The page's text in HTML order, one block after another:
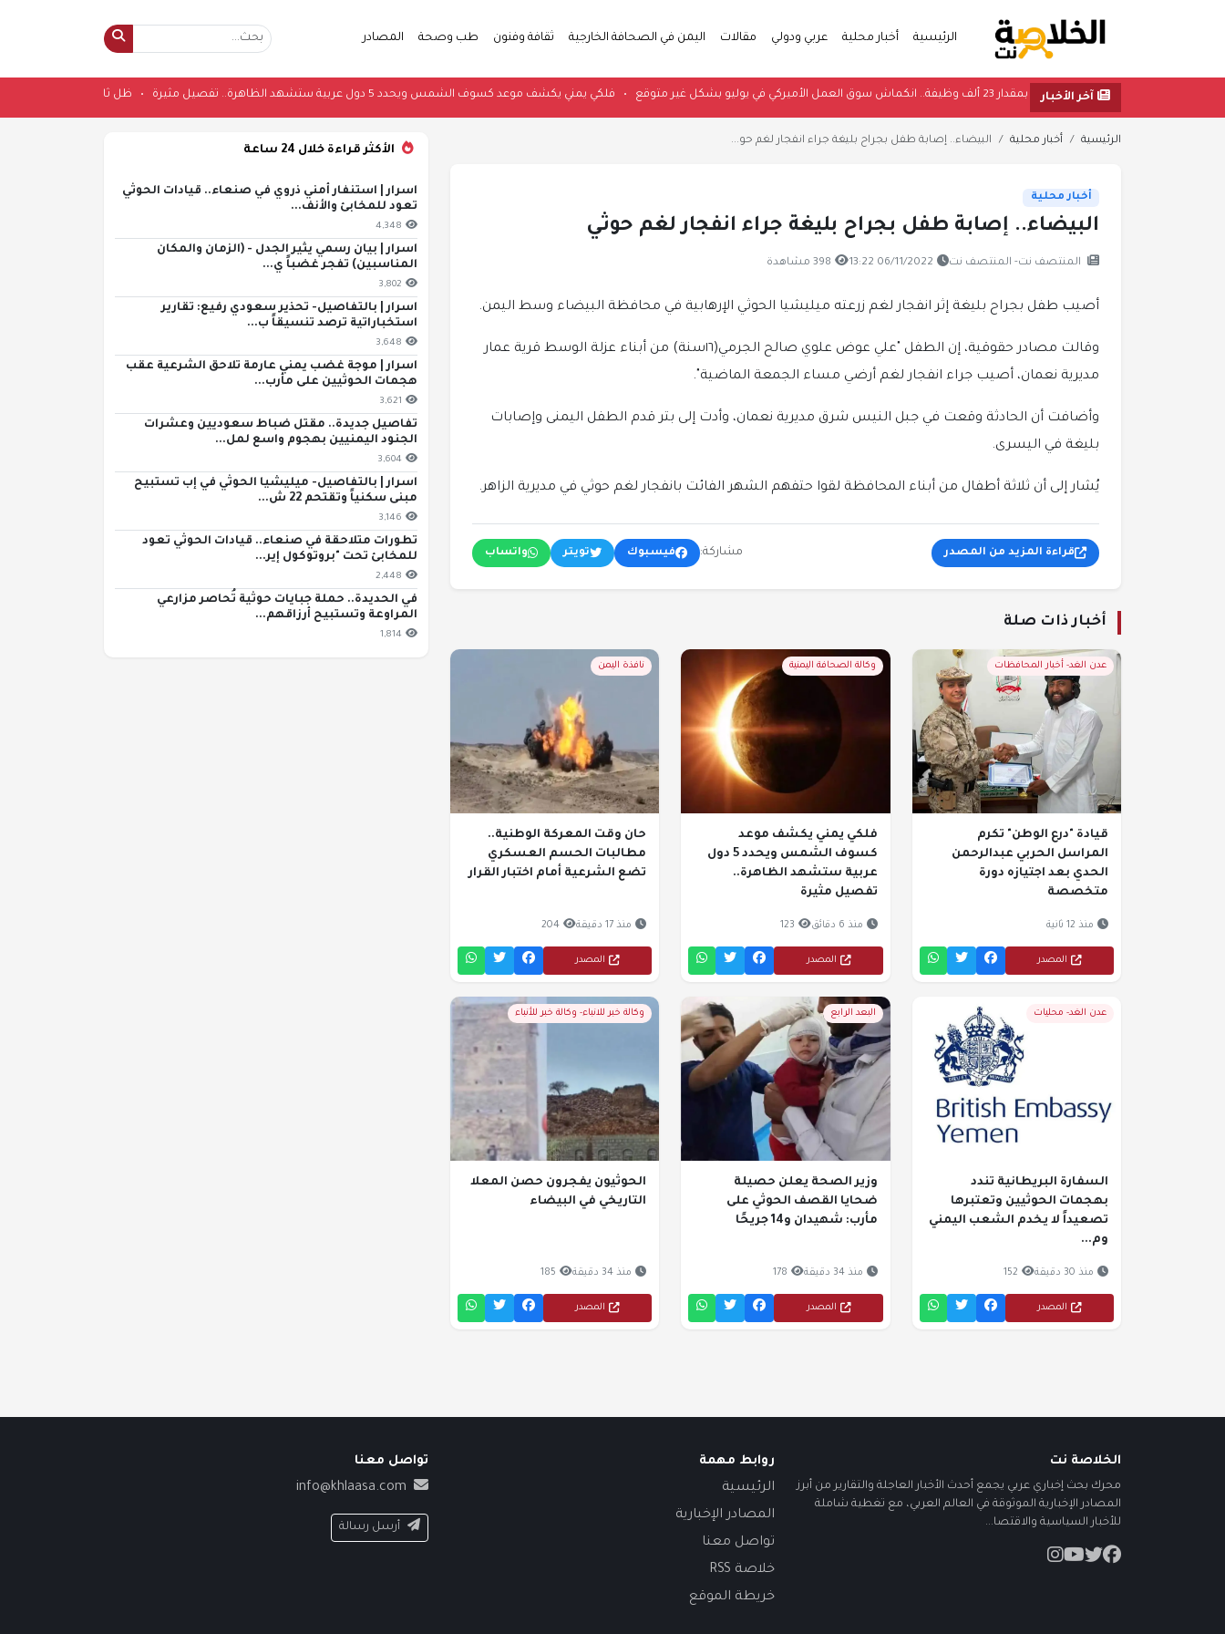
الرئيسية أخبار محلية عربي ودولي مقالات اليمن في الصحافة الخارجية ثقافة وفنون طب وصحة المصادر
آخر الأخبار بمقدار 23 ألف وظيفة.. انكماش سوق العمل الأميركي في يوليو بشكل غير متوقع •فلكي يمني يكشف موعد كسوف الشمس ويحدد 5 دول عربية ستشهد الظاهرة.. تفصيل مثيرة •
الرئيسية أخبار محلية البيضاء.. إصابة طفل بجراح بليغة جراء انفجار لغم حو...
أخبار محلية
البيضاء.. إصابة طفل بجراح بليغة جراء انفجار لغم حوثي
المنتصف نت- المنتصف نت 06/11/2022 13:22 398 مشاهدة
أصيب طفل بجراح بليغة إثر انفجار لغم زرعته ميليشيا الحوثي الإرهابية في محافظة البيضاء وسط اليمن.
وقالت مصادر حقوقية، إن الطفل "علي عوض علوي صالح الجرمي(١٦سنة) من أبناء عزلة الوسط قرية عمار
مديرية نعمان، أصيب جراء انفجار لغم أرضي مساء الجمعة الماضية".
وأضافت أن الحادثة وقعت في جبل النيس شرق مديرية نعمان، وأدت إلى بتر قدم الطفل اليمنى وإصابات
بليغة في اليسرى.
يُشار إلى أن ثلاثة أطفال من أبناء المحافظة لقوا حتفهم الشهر الفائت بانفجار لغم حوثي في مديرية الزاهر.
قراءة المزيد من المصدر مشاركة: فيسبوك تويتر واتساب
أخبار ذات صلة
عدن الغد- أخبار المحافظات
قيادة "درع الوطن" تكرم
المراسل الحربي عبدالرحمن
الحدي بعد اجتيازه دورة
متخصصة
منذ 12 ثانية
المصدر
وكالة الصحافة اليمنية
فلكي يمني يكشف موعد
كسوف الشمس ويحدد 5 دول
عربية ستشهد الظاهرة..
تفصيل مثيرة
منذ 6 دقائق 123
المصدر
نافذة اليمن
حان وقت المعركة الوطنية..
مطالبات الحسم العسكري
تضع الشرعية أمام اختبار القرار
منذ 17 دقيقة 204
المصدر
عدن الغد- محليات
السفارة البريطانية تندد
بهجمات الحوثيين وتعتبرها
تصعيداً لا يخدم الشعب اليمني
وم...
منذ 30 دقيقة 152
المصدر
البعد الرابع
وزير الصحة يعلن حصيلة
ضحايا القصف الحوثي على
مأرب: شهيدان و14 جريحًا
منذ 34 دقيقة 178
المصدر
وكالة خبر للانباء- وكالة خبر للأنباء
الحوثيون يفجرون حصن المعلا
التاريخي في البيضاء
منذ 34 دقيقة 185
المصدر
الأكثر قراءة خلال 24 ساعة
اسرار | استنفار أمني ذروي في صنعاء.. قيادات الحوثي
تعود للمخابئ والأنف...
4,348
اسرار | بيان رسمي يثير الجدل - (الزمان والمكان
المناسبين) تفجر غضباً ي...
3,802
اسرار | بالتفاصيل- تحذير سعودي رفيع: تقارير
استخباراتية ترصد تنسيقاً ب...
3,648
اسرار | موجة غضب يمني عارمة تلاحق الشرعية عقب
هجمات الحوثيين على مأرب...
3,621
تفاصيل جديدة.. مقتل ضباط سعوديين وعشرات
الجنود اليمنيين بهجوم واسع لمل...
3,604
اسرار | بالتفاصيل- ميليشيا الحوثي في إب تستبيح
مبنى سكنياً وتقتحم 22 ش...
3,146
تطورات متلاحقة في صنعاء.. قيادات الحوثي تعود
للمخابئ تحت "بروتوكول إير...
2,448
في الحديدة.. حملة جبايات حوثية تُحاصر مزارعي
المراوعة وتستبيح أرزاقهم...
1,814
الخلاصة نت
محرك بحث إخباري عربي يجمع أحدث الأخبار العاجلة والتقارير من أبرز
المصادر الإخبارية الموثوقة في العالم العربي، مع تغطية شاملة
للأخبار السياسية والاقتصا...
روابط مهمة
الرئيسية
المصادر الإخبارية
تواصل معنا
خلاصة RSS
خريطة الموقع
تواصل معنا
info@khlaasa.com
أرسل رسالة